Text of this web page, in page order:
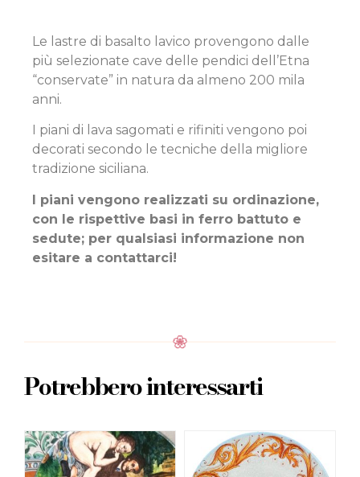
Le lastre di basalto lavico provengono dalle
più selezionate cave delle pendici dell’Etna
“conservate” in natura da almeno 200 mila
anni.
I piani di lava sagomati e rifiniti vengono poi
decorati secondo le tecniche della migliore
tradizione siciliana.
I piani vengono realizzati su ordinazione,
con le rispettive basi in ferro battuto e
sedute; per qualsiasi informazione non
esitare a contattarci!
Potrebbero interessarti